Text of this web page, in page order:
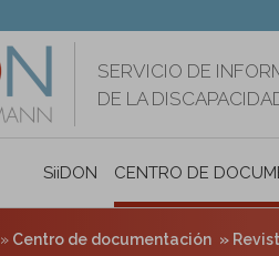
SERVICIO DE
DE LA
SiiDON CENTRO DE
Centro de documentación